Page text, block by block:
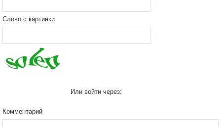
Слово с картинки
Или войти через:
Комментарий